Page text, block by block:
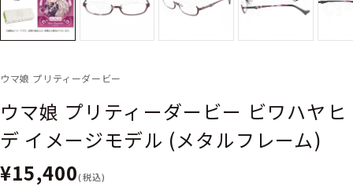
ウマ娘 プリティーダービー
ウマ娘 プリティーダービー ビワハヤヒ
デ イメージモデル (メタルフレーム)
¥15,400(税込)